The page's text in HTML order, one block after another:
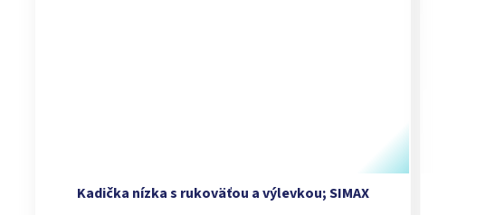
Kadička nízka s rukoväťou a výlevkou; SIMAX